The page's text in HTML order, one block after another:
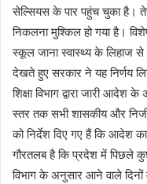
सेल्सियस के पार पहुंच चुका
निकलना मुश्किल हो गया है।
स्कूल जाना स्वास्थ्य के लिहाज से
देखते हुए सरकार ने यह निर्णय
शिक्षा विभाग द्वारा जारी
स्तर तक सभी शासकीय और निजी
को निर्देश दिए गए हैं कि आदेश
गौरतलब है कि प्रदेश में पिछले
विभाग के अनुसार आने वाले